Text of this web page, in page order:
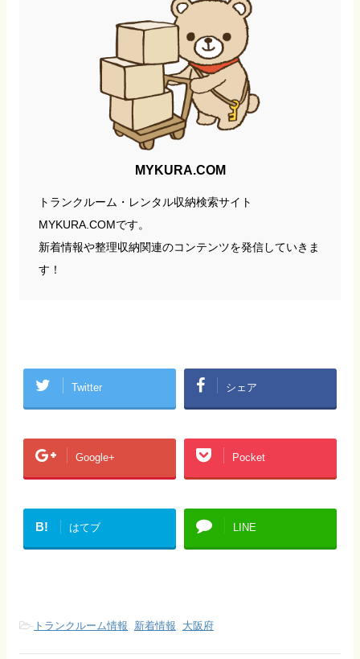
MYKURA.COM
トランクルーム・レンタル収納検索サイト
MYKURA.COMです。
新着情報や整理収納関連のコンテンツを発信していきま
す！
Twitter シェア
Google+ Pocket
B! はてブ LINE
- トランクルーム情報 新着情報 大阪府